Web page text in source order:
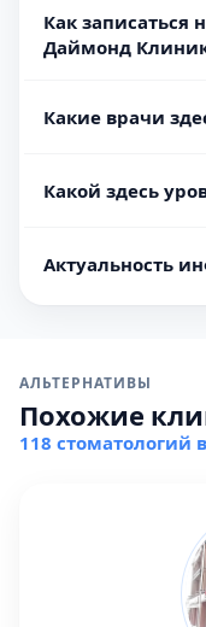
Как записаться
Даймонд
Какие врачи
Какой здесь
Актуальность
АЛЬТЕРНАТИВЫ
Похожие
118 стоматологий